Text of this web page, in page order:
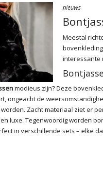
nieuws
Meestal
interessante
modieus zijn? Deze
ongeacht de
Zacht materiaal ziet er
luxe. Tegenwoordig worden
in verschillende sets – elke